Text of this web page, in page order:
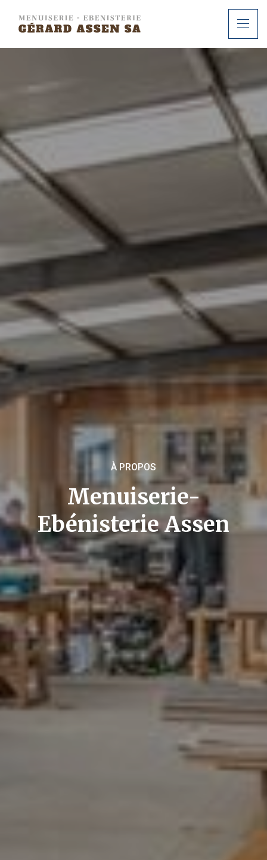
SERVICES
RÉALISATIONS
À PROPOS
Menuiserie-
Ebénisterie Assen